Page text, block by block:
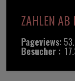
ZAHLEN AB
Pageviews:
Besucher :